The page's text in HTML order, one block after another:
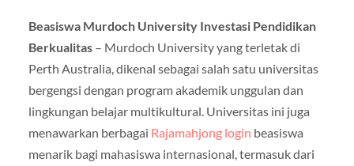
Beasiswa Murdoch University Investasi Pendidikan
Berkualitas– Murdoch University yang terletak di
Perth Australia, dikenal sebagai salah satu universitas
bergengsi dengan program akademik unggulan dan
lingkungan belajar multikultural. Universitas ini juga
menawarkan berbagai Rajamahjong login beasiswa
menarik bagi mahasiswa internasional, termasuk dari